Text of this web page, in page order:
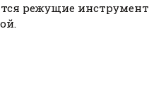
режущие